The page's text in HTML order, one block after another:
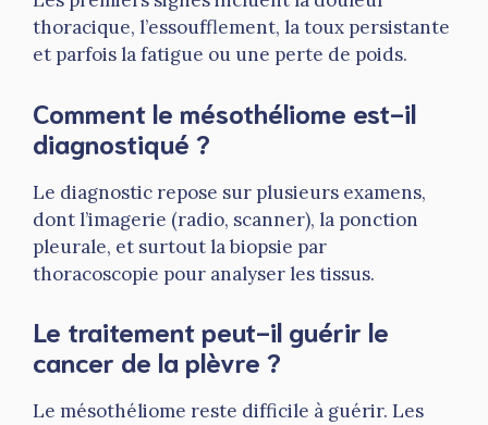
thoracique, l’essoufflement, la toux persistante
et parfois la fatigue ou une perte de poids.
Comment le mésothéliome est-il
diagnostiqué ?
Le diagnostic repose sur plusieurs examens,
dont l’imagerie (radio, scanner), la ponction
pleurale, et surtout la biopsie par
thoracoscopie pour analyser les tissus.
Le traitement peut-il guérir le
cancer de la plèvre ?
Le mésothéliome reste difficile à guérir. Les